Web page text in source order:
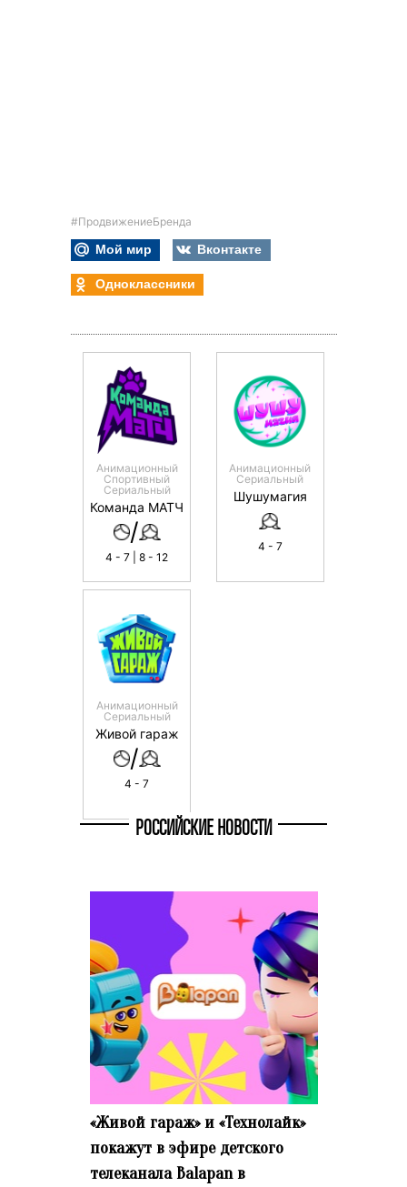
#ПродвижениеБренда
Мой мир
Вконтакте
Одноклассники
Анимационный
Спортивный
Сериальный
Команда МАТЧ
/
4 - 7 | 8 - 12
Анимационный
Сериальный
Шушумагия
4 - 7
Анимационный
Сериальный
Живой гараж
/
4 - 7
РОССИЙСКИЕ НОВОСТИ
«Живой гараж» и «Технолайк»
покажут в эфире детского
телеканала Balapan в